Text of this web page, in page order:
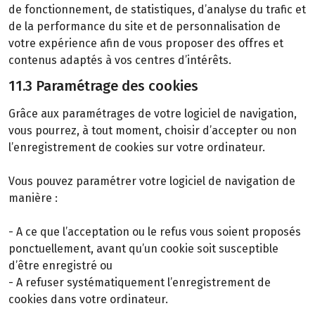
de fonctionnement, de statistiques, d’analyse du trafic et
de la performance du site et de personnalisation de
votre expérience afin de vous proposer des offres et
contenus adaptés à vos centres d’intérêts.
11.3 Paramétrage des cookies
Grâce aux paramétrages de votre logiciel de navigation,
vous pourrez, à tout moment, choisir d’accepter ou non
l’enregistrement de cookies sur votre ordinateur.
Vous pouvez paramétrer votre logiciel de navigation de
manière :
- A ce que l’acceptation ou le refus vous soient proposés
ponctuellement, avant qu’un cookie soit susceptible
d’être enregistré ou
- A refuser systématiquement l’enregistrement de
cookies dans votre ordinateur.